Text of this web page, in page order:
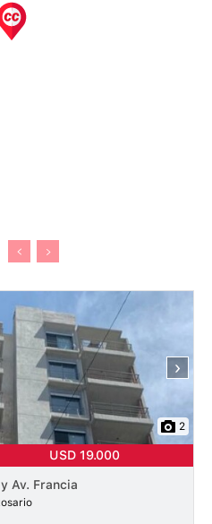
›
2
USD 19.000
Av. Francia